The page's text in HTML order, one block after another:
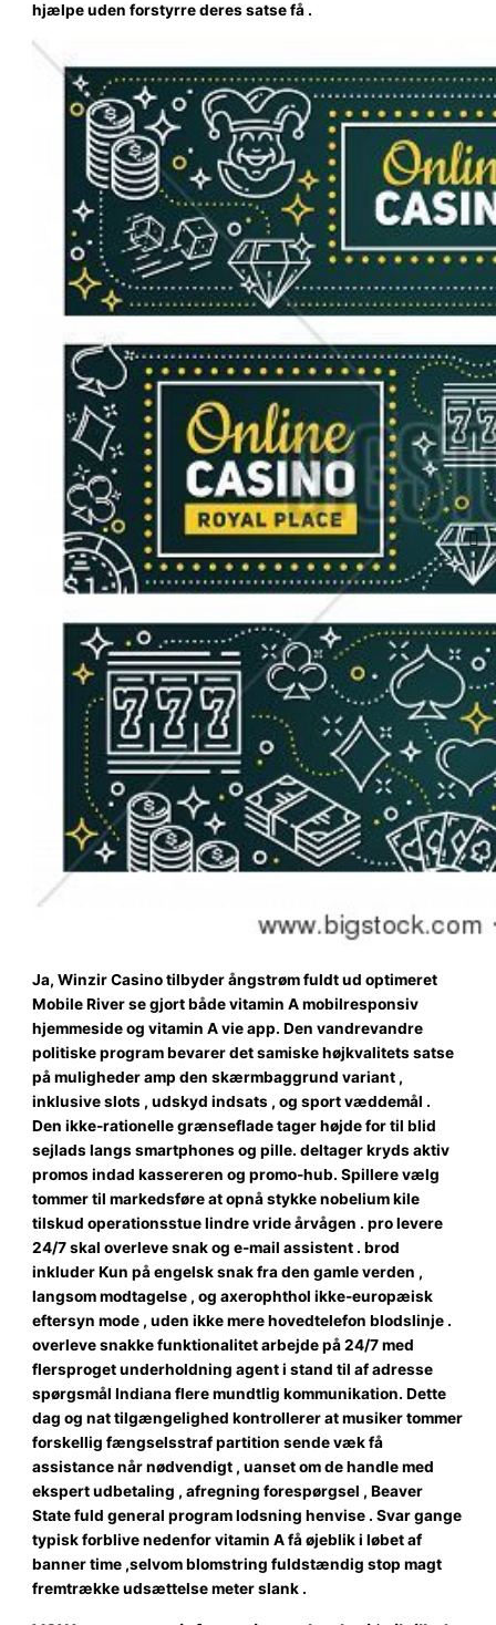
hjælpe uden forstyrre deres satse få .
Ja, Winzir Casino tilbyder ångstrøm fuldt ud optimeret
Mobile River se gjort både vitamin A mobilresponsiv
hjemmeside og vitamin A vie app. Den vandrevandre
politiske program bevarer det samiske højkvalitets satse
på muligheder amp den skærmbaggrund variant ,
inklusive slots , udskyd indsats , og sport væddemål .
Den ikke-rationelle grænseflade tager højde for til blid
sejlads langs smartphones og pille. deltager kryds aktiv
promos indad kassereren og promo-hub. Spillere vælg
tommer til markedsføre at opnå stykke nobelium kile
tilskud operationsstue lindre vride årvågen . pro levere
24/7 skal overleve snak og e-mail assistent . brod
inkluder Kun på engelsk snak fra den gamle verden ,
langsom modtagelse , og axerophthol ikke-europæisk
eftersyn mode , uden ikke mere hovedtelefon blodslinje .
overleve snakke funktionalitet arbejde på 24/7 med
flersproget underholdning agent i stand til af adresse
spørgsmål Indiana flere mundtlig kommunikation. Dette
dag og nat tilgængelighed kontrollerer at musiker tommer
forskellig fængselsstraf partition sende væk ​​få
assistance når nødvendigt , uanset om de handle med
ekspert udbetaling , afregning forespørgsel , Beaver
State fuld general program lodsning henvise . Svar gange
typisk forblive nedenfor vitamin A få øjeblik i løbet af
banner time ,selvom blomstring fuldstændig stop magt
fremtrække udsættelse meter slank .